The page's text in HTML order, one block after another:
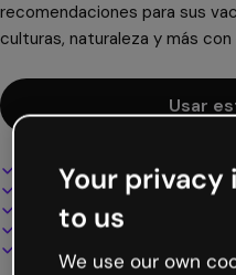
recomendaciones para sus
culturas, naturaleza y más
Usar
Diseño interactivo y animado
100% personalizable
Añade audio, vídeo y
Presenta, comparte o publica
Descarga en PDF, MP4 y
Your
to us
We use our own